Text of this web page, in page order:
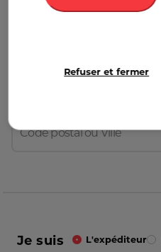
Refuser et fermer
Je suis L'expéditeur